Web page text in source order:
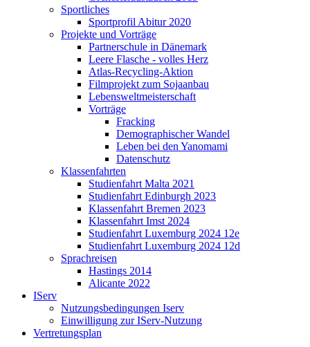
Sportliches
Sportprofil Abitur 2020
Projekte und Vorträge
Partnerschule in Dänemark
Leere Flasche - volles Herz
Atlas-Recycling-Aktion
Filmprojekt zum Sojaanbau
Lebensweltmeisterschaft
Vorträge
Fracking
Demographischer Wandel
Leben bei den Yanomami
Datenschutz
Klassenfahrten
Studienfahrt Malta 2021
Studienfahrt Edinburgh 2023
Klassenfahrt Bremen 2023
Klassenfahrt Imst 2024
Studienfahrt Luxemburg 2024 12e
Studienfahrt Luxemburg 2024 12d
Sprachreisen
Hastings 2014
Alicante 2022
IServ
Nutzungsbedingungen Iserv
Einwilligung zur IServ-Nutzung
Vertretungsplan